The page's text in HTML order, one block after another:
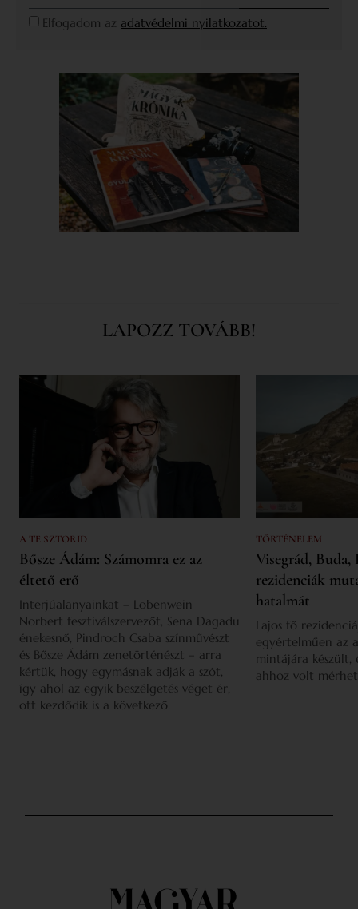
Elfogadom az adatvédelmi nyilatkozatot.
LAPOZZ TOVÁBB!
A TE SZTORID
Bősze Ádám: Számomra ez az
éltető erő
Interjúalanyainkat – Lobenwein
Norbert fesztiválszervezőt, Sena Dagadu
énekesnő, Pindroch Csaba színművészt
és Bősze Ádám zenetörténészt – arra
kértük, hogy egymásnak adják a szót,
így ahol az egyik beszélgetés véget ér,
ott kezdődik is a következő.
TÖRTÉNELEM
Visegrád,
rezidenciák
hatalmát
Lajos fő
egyértelműen az
mintájára készült,
ahhoz volt